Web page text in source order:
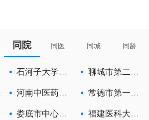
同院 同医 同城 同龄
石河子大学医
聊城市第二人
河南中医药大
常德市第一人
娄底市中心医
福建医科大学